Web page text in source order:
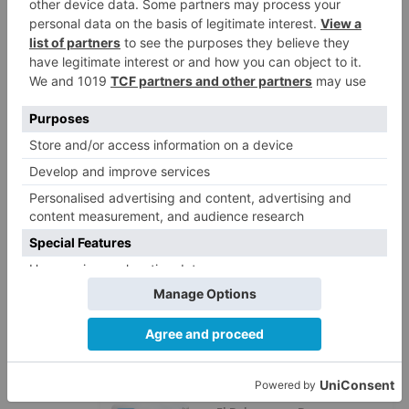
5
Fútbol Burgos: Lucas Ricoy
finaliza su etapa como
blanquinegro
LO ÚLTIMO
1
Herida una mujer en un
accidente en Villarcayo
2 Más ventajas con el carné 60 CYL